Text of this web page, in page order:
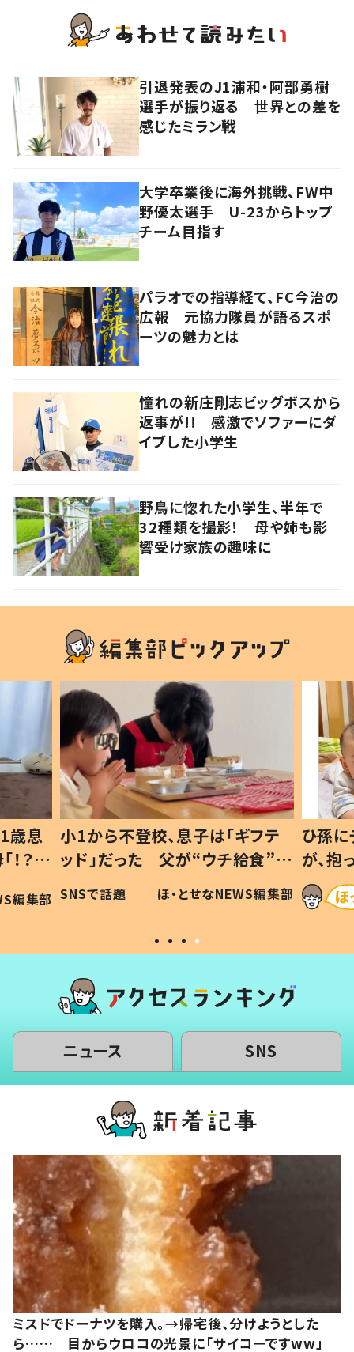
引退発表のJ1浦和・阿部勇樹
選手が振り返る 世界との差を
感じたミラン戦
大学卒業後に海外挑戦、FW中
野優太選手 U-23からトップ
チーム目指す
パラオでの指導経て、FC今治の
広報 元協力隊員が語るスポ
ーツの魅力とは
憧れの新庄剛志ビッグボスから
返事が!! 感激でソファーにダ
イブした小学生
野鳥に惚れた小学生、半年で
32種類を撮影！ 母や姉も影
響受け家族の趣味に
歳息
？」
編集部
小1から不登校、息子は「ギフテ
ッド」だった 父が“ウチ給食”を
作り続ける理由とは #令和の親
#令和の子
SNSで話題 ほ・とせなNEWS編集部
ひ孫
が、
「涙が
い」
ニュース SNS
ミスドでドーナツを購入。→帰宅後、分けようとした
ら…… 目からウロコの光景に「サイコーですww」